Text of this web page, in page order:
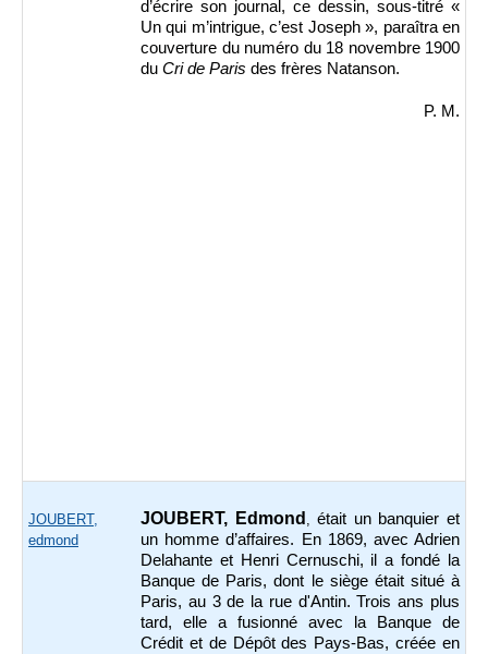
d’écrire son journal, ce dessin, sous-titré «
Un qui m’intrigue, c’est Joseph », paraîtra en
couverture du numéro du 18 novembre 1900
du Cri de Paris des frères Natanson.
P. M.
JOUBERT,
edmond
JOUBERT, Edmond ,était un banquier et
un homme d’affaires. En 1869, avec Adrien
Delahante et Henri Cernuschi, il a fondé la
Banque de Paris, dont le siège était situé à
Paris, au 3 de la rue d'Antin. Trois ans plus
tard, elle a fusionné avec la Banque de
Crédit et de Dépôt des Pays-Bas, créée en